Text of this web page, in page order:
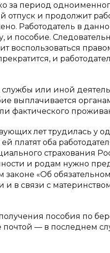
за период
отпуск и продолжит
Работодатель в
и пособие.
воспользоваться
и
или иной
выплачивается
фактического
лет трудилась у
платят оба
страхования
и родам нужно
«Об обязательном
в связи с
пособия по
почтой — в последнем